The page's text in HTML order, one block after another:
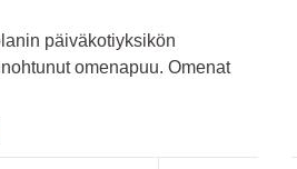
päiväkotiyksikön
omenapuu. Omenat
Hirvensalo-Kakskerta